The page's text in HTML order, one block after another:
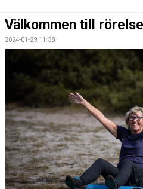
ARRANGEMANG
FÖR LEDARE
SPONSRING
GYMNASTIKENS HUS
GRÖNA TRÅDEN
Välkommen till
2024-01-29 11:38